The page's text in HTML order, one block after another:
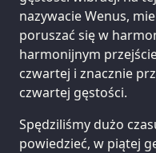
nazywacie Wenus,
poruszać się w
harmonijnym
czwartej i znacznie
czwartej gęstości.
Spędziliśmy dużo
powiedzieć, w piątej